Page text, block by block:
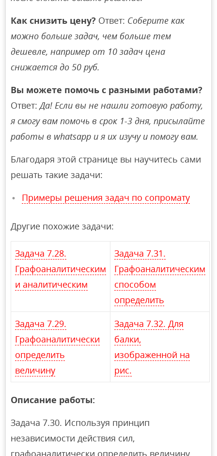
Как снизить цену? Ответ: Соберите как
можно больше задач, чем больше тем
дешевле, например от 10 задач цена
снижается до 50 руб.
Вы можете помочь с разными работами?
Ответ:Да! Если вы не нашли готовую работу,
я смогу вам помочь в срок 1-3 дня, присылайте
работы в whatsapp и я их изучу и помогу вам.
Благодаря этой странице вы научитесь сами
решать такие задачи:
Примеры решения задач по сопромату
Другие похожие задачи:
Задача 7.28.
Графоаналитическим
и аналитическим
Задача 7.31.
Графоаналитическим
способом
определить
Задача 7.29.
Графоаналитически
определить
величину
Задача 7.32. Для
балки,
изображенной на
рис.
Описание работы:
Задача 7.30. Используя принцип
независимости действия сил,